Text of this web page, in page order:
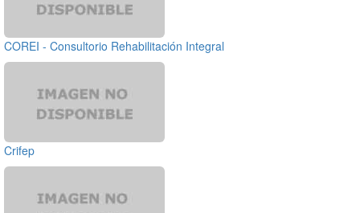
COREI - Consultorio Rehabilitación Integral
Crifep